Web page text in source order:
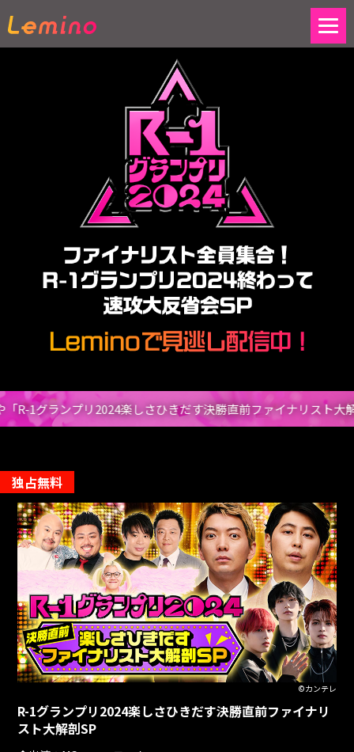
2024楽しさひきだす決勝直前ファイナリスト大解剖SP」
独占無料
©カンテレ
R-1グランプリ2024楽しさひきだす決勝直前ファイナリ
スト大解剖SP